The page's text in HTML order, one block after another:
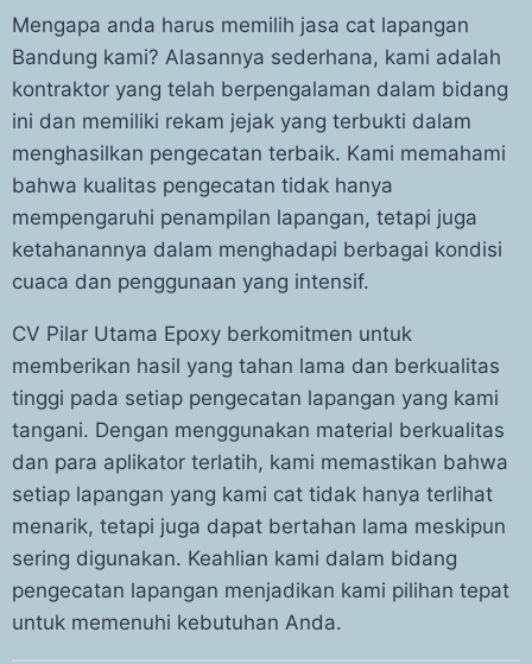
Mengapa anda harus memilih jasa cat lapangan
Bandung kami? Alasannya sederhana, kami adalah
kontraktor yang telah berpengalaman dalam bidang
ini dan memiliki rekam jejak yang terbukti dalam
menghasilkan pengecatan terbaik. Kami memahami
bahwa kualitas pengecatan tidak hanya
mempengaruhi penampilan lapangan, tetapi juga
ketahanannya dalam menghadapi berbagai kondisi
cuaca dan penggunaan yang intensif.
CV Pilar Utama Epoxy berkomitmen untuk
memberikan hasil yang tahan lama dan berkualitas
tinggi pada setiap pengecatan lapangan yang kami
tangani. Dengan menggunakan material berkualitas
dan para aplikator terlatih, kami memastikan bahwa
setiap lapangan yang kami cat tidak hanya terlihat
menarik, tetapi juga dapat bertahan lama meskipun
sering digunakan. Keahlian kami dalam bidang
pengecatan lapangan menjadikan kami pilihan tepat
untuk memenuhi kebutuhan Anda.